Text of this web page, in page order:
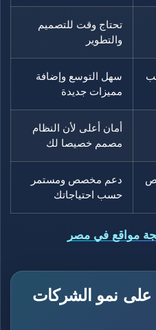
تحتاج وقت للتصميم
والتطوير
سهل التوسع وإضافة
مميزات جديدة
أمان أعلى لأن النظام
مصمم خصيصا لك
دعم مخصص ومستمر
حسب احتياجاتك
مواقع في مصر
على نمو الشركات